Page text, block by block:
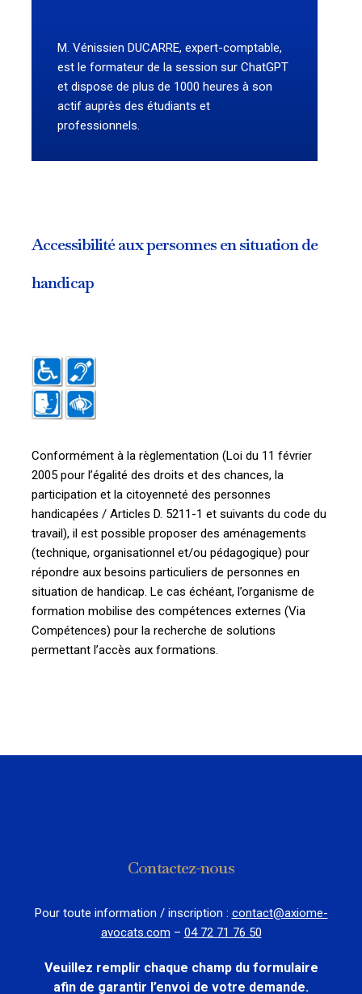
M. Vénissien DUCARRE, expert-comptable,
est le formateur de la session sur ChatGPT
et dispose de plus de 1000 heures à son
actif auprès des étudiants et
professionnels.
Accessibilité aux personnes en situation de
handicap
Conformément à la règlementation (Loi du 11 février
2005 pour l’égalité des droits et des chances, la
participation et la citoyenneté des personnes
handicapées / Articles D. 5211-1 et suivants du code du
travail), il est possible proposer des aménagements
(technique, organisationnel et/ou pédagogique) pour
répondre aux besoins particuliers de personnes en
situation de handicap. Le cas échéant, l’organisme de
formation mobilise des compétences externes (Via
Compétences) pour la recherche de solutions
permettant l’accès aux formations.
Contactez-nous
Pour toute information / inscription : contact@axiome-
avocats.com – 04 72 71 76 50
Veuillez remplir chaque champ du formulaire
afin de garantir l’envoi de votre demande.